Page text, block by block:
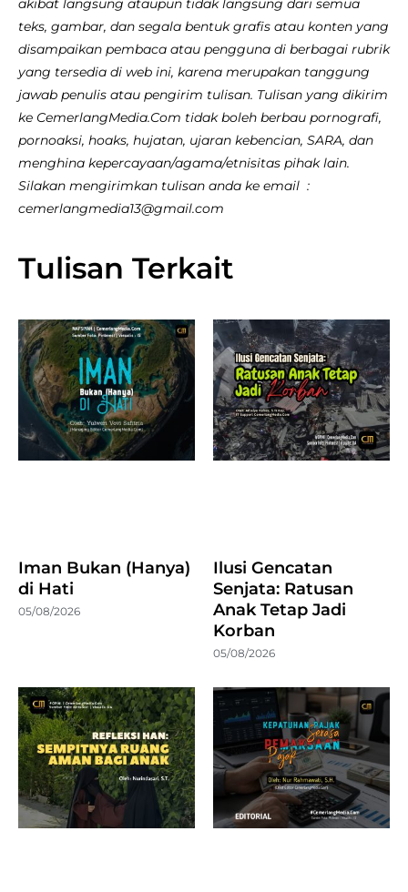
akibat langsung ataupun tidak langsung dari semua
teks, gambar, dan segala bentuk grafis atau konten yang
disampaikan pembaca atau pengguna di berbagai rubrik
yang tersedia di web ini, karena merupakan tanggung
jawab penulis atau pengirim tulisan. Tulisan yang dikirim
ke CemerlangMedia.Com tidak boleh berbau pornografi,
pornoaksi, hoaks, hujatan, ujaran kebencian, SARA, dan
menghina kepercayaan/agama/etnisitas pihak lain.
Silakan mengirimkan tulisan anda ke email :
cemerlangmedia13@gmail.com
Tulisan Terkait
Iman Bukan (Hanya)
di Hati
05/08/2026
Ilusi Gencatan
Senjata: Ratusan
Anak Tetap Jadi
Korban
05/08/2026